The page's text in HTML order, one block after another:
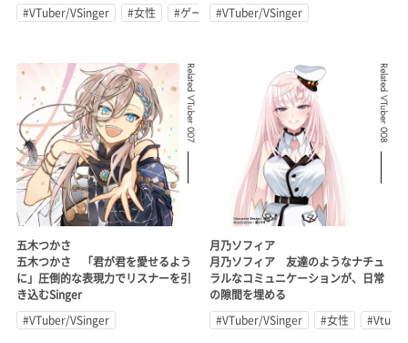
#VTuber/VSinger
#女性 #ゲーム実況#VTuber/VSinger
Related VTuber 007
五木つかさ
五木つかさ 「君が君を愛せるよう
に」圧倒的な表現力でリスナーを引
き込むSinger
#VTuber/VSinger
Related VTuber 008
月乃ソフィア
月乃ソフィア 友達のようなナチュ
ラルなコミュニケーションが、日常
の隙間を埋める
#VTuber/VSinger
#女性